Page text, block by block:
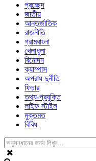
প্রচ্ছেদ
জাতীয়
আন্তর্জাতিক
রাজনীতি
গ্রামবাংলা
খেলাধুলা
বিনোদন
ক্যাম্পাস
অপরাধ দুর্নীতি
ফিচার
তথ্য-প্রযুক্তি
লাইফ স্টাইল
মুক্তমত
বিবিধ